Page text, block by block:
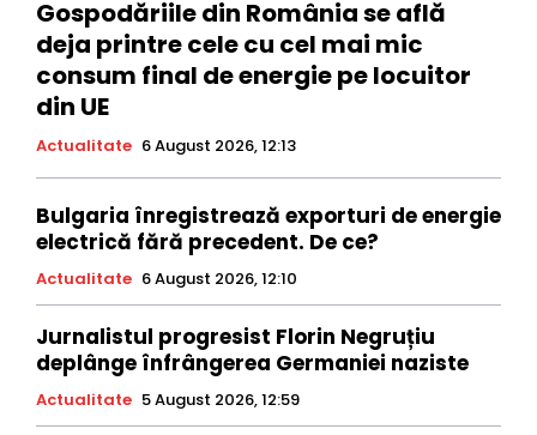
Gospodăriile din România se află
deja printre cele cu cel mai mic
consum final de energie pe locuitor
din UE
Actualitate 6 August 2026, 12:13
Bulgaria înregistrează exporturi de energie
electrică fără precedent. De ce?
Actualitate 6 August 2026, 12:10
Jurnalistul progresist Florin Negruțiu
deplânge înfrângerea Germaniei naziste
Actualitate 5 August 2026, 12:59